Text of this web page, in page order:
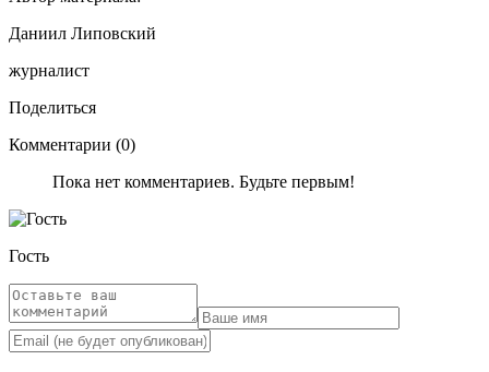
Даниил Липовский
журналист
Поделиться
Комментарии (0)
Пока нет комментариев. Будьте первым!
Гость